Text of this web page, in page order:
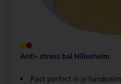
Anti- stress bal Hillesheim
Past perfect in je handpalm